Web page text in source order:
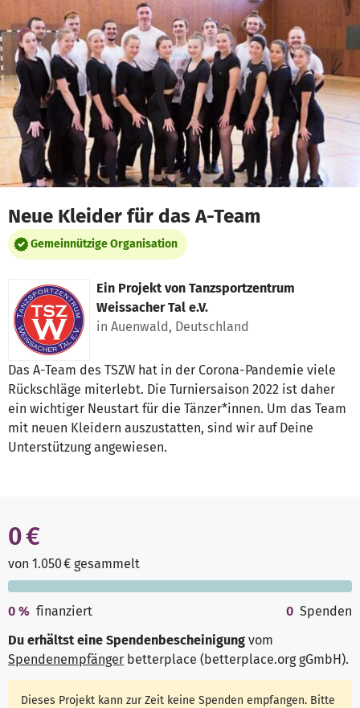
Zum Hauptinhalt springen
Erklärung zur Barrierefreiheit anzeigen
Neue Kleider für das A-Team
Gemeinnützige Organisation
Ein Projekt von Tanzsportzentrum
Weissacher Tal e.V.
in Auenwald, Deutschland
Das A-Team des TSZW hat in der Corona-Pandemie viele
Rückschläge miterlebt. Die Turniersaison 2022 ist daher
ein wichtiger Neustart für die Tänzer*innen. Um das Team
mit neuen Kleidern auszustatten, sind wir auf Deine
Unterstützung angewiesen.
0 €
von 1.050 € gesammelt
0 % finanziert 0 Spenden
Du erhältst eine Spendenbescheinigung vom
Spendenempfänger betterplace (betterplace.org gGmbH).
Dieses Projekt kann zur Zeit keine Spenden empfangen. Bitte